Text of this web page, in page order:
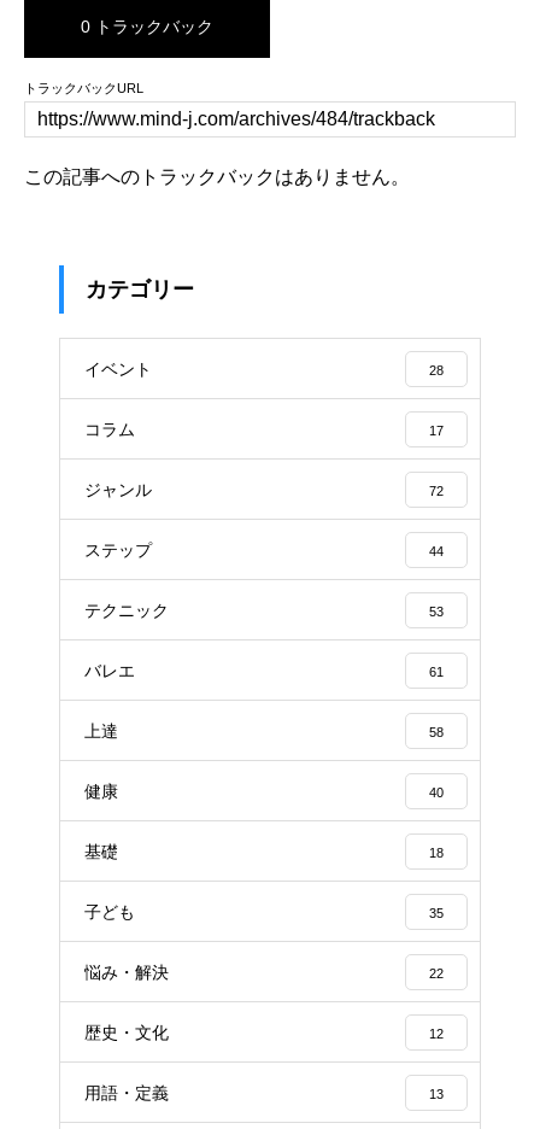
0 トラックバック
トラックバックURL
この記事へのトラックバックはありません。
カテゴリー
イベント 28
コラム 17
ジャンル 72
ステップ 44
テクニック 53
バレエ 61
上達 58
健康 40
基礎 18
子ども 35
悩み・解決 22
歴史・文化 12
用語・定義 13